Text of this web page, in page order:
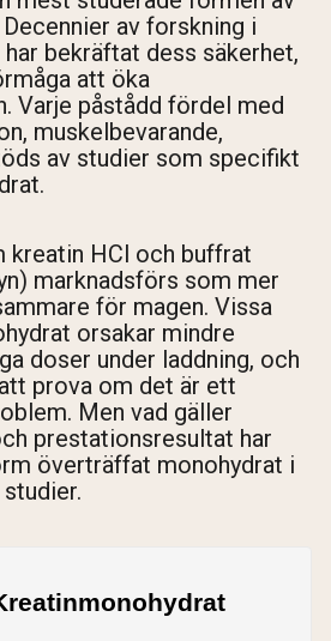
av forskning i
bekräftat dess säkerhet,
att öka
Varje påstådd fördel med
muskelbevarande,
av studier som specifikt
kreatin HCl och buffrat
marknadsförs som mer
för magen. Vissa
orsakar mindre
doser under laddning, och
prova om det är ett
Men vad gäller
prestationsresultat har
överträffat monohydrat i